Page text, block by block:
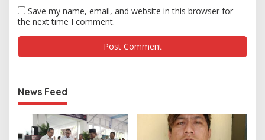
Save my name, email, and website in this browser for
the next time I comment.
News Feed